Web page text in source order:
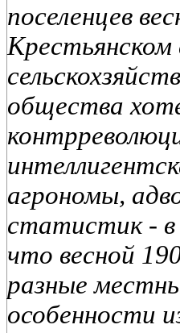
поселенцев
Крестьянском
общества
агрономы,
статистик - в
что весной
разные
особенности